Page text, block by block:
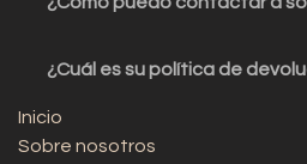
¿Cuál es su política de
Inicio
Sobre nosotros